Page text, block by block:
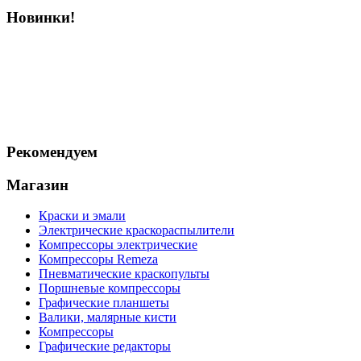
Новинки!
Рекомендуем
Магазин
Краски и эмали
Электрические краскораспылители
Компрессоры электрические
Компрессоры Remeza
Пневматические краскопульты
Поршневые компрессоры
Графические планшеты
Валики, малярные кисти
Компрессоры
Графические редакторы